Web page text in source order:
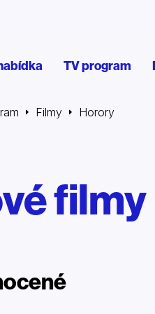
TV program
Filmy Horory
filmy